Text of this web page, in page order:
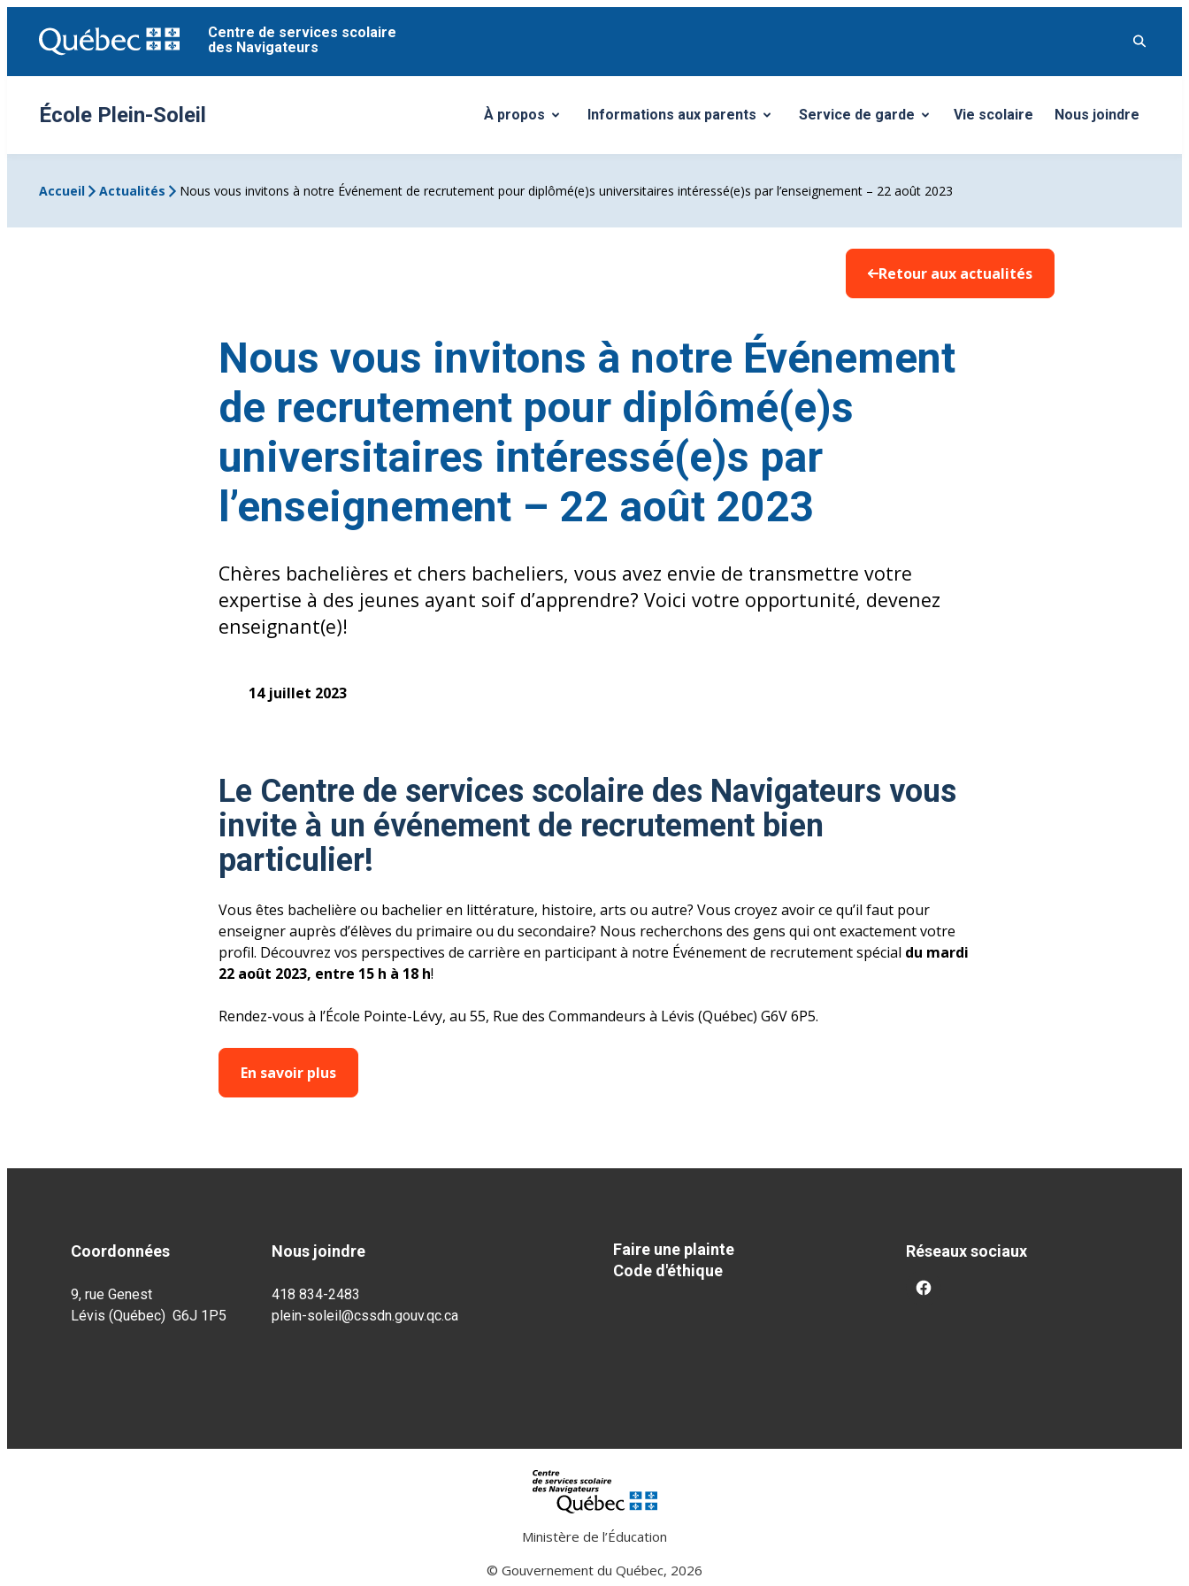
contenu
Centre de services scolaire
des Navigateurs
École Plein-Soleil À propos
Ouvrir/Fermer le sous-menuInformations aux parents
Ouvrir/Fermer le sous-menu Service de garde
Ouvrir/Fermer le sous-menuVie scolaire Nous joindre
Accueil Actualités Nous vous invitons à notre Événement de recrutement pour diplômé(e)s universitaires intéressé(e)s par l’enseignement – 22 août 2023
Retour aux actualités
Nous vous invitons à notre Événement
de recrutement pour diplômé(e)s
universitaires intéressé(e)s par
l’enseignement – 22 août 2023
Chères bachelières et chers bacheliers, vous avez envie de transmettre votre
expertise à des jeunes ayant soif d’apprendre? Voici votre opportunité, devenez
enseignant(e)!
14 juillet 2023
Le Centre de services scolaire des Navigateurs vous
invite à un événement de recrutement bien
particulier!
Vous êtes bachelière ou bachelier en littérature, histoire, arts ou autre? Vous croyez avoir ce qu’il faut pour
enseigner auprès d’élèves du primaire ou du secondaire? Nous recherchons des gens qui ont exactement votre
profil. Découvrez vos perspectives de carrière en participant à notre Événement de recrutement spécial du mardi
22 août 2023, entre 15 h à 18 h!
Rendez-vous à l’École Pointe-Lévy, au 55, Rue des Commandeurs à Lévis (Québec) G6V 6P5.
En savoir plus
Coordonnées
9, rue Genest
Lévis (Québec) G6J 1P5
Nous joindre
418 834-2483
plein-soleil@cssdn.gouv.qc.ca
Faire une plainte
Code d'éthique
Réseaux sociaux
facebook
Ministère de l’Éducation
© Gouvernement du Québec, 2026